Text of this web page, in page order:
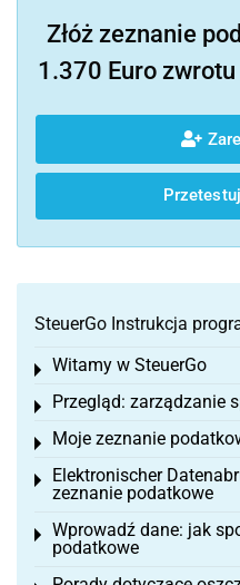
Złóż zeznanie
1.370 Euro
SteuerGo Instrukcja
Witamy w SteuerGo
Toggle menu
Przegląd: zarządzanie
Toggle menu
Moje zeznanie
Toggle menu
Elektronischer
zeznanie podatkowe
Toggle menu
Wprowadź dane: jak
podatkowe
Toggle menu